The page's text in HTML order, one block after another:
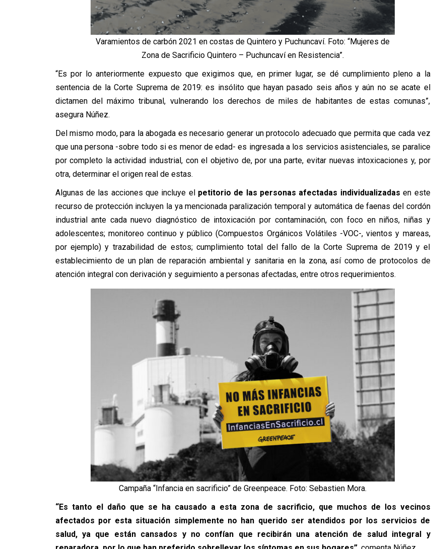
Varamientos de carbón 2021 en costas de Quintero y Puchuncaví. Foto: “Mujeres de
Zona de Sacrificio Quintero – Puchuncaví en Resistencia”.
“Es por lo anteriormente expuesto que exigimos que, en primer lugar, se dé cumplimiento pleno a la
sentencia de la Corte Suprema de 2019: es insólito que hayan pasado seis años y aún no se acate el
dictamen del máximo tribunal, vulnerando los derechos de miles de habitantes de estas comunas”,
asegura Núñez.
Del mismo modo, para la abogada es necesario generar un protocolo adecuado que permita que cada vez
que una persona -sobre todo si es menor de edad- es ingresada a los servicios asistenciales, se paralice
por completo la actividad industrial, con el objetivo de, por una parte, evitar nuevas intoxicaciones y, por
otra, determinar el origen real de estas.
Algunas de las acciones que incluye el petitorio de las personas afectadas individualizadas en este
recurso de protección incluyen la ya mencionada paralización temporal y automática de faenas del cordón
industrial ante cada nuevo diagnóstico de intoxicación por contaminación, con foco en niños, niñas y
adolescentes; monitoreo continuo y público (Compuestos Orgánicos Volátiles -VOC-, vientos y mareas,
por ejemplo) y trazabilidad de estos; cumplimiento total del fallo de la Corte Suprema de 2019 y el
establecimiento de un plan de reparación ambiental y sanitaria en la zona, así como de protocolos de
atención integral con derivación y seguimiento a personas afectadas, entre otros requerimientos.
Campaña “Infancia en sacrificio” de Greenpeace. Foto: Sebastien Mora.
“Es tanto el daño que se ha causado a esta zona de sacrificio, que muchos de los vecinos
afectados por esta situación simplemente no han querido ser atendidos por los servicios de
salud, ya que están cansados y no confían que recibirán una atención de salud integral y